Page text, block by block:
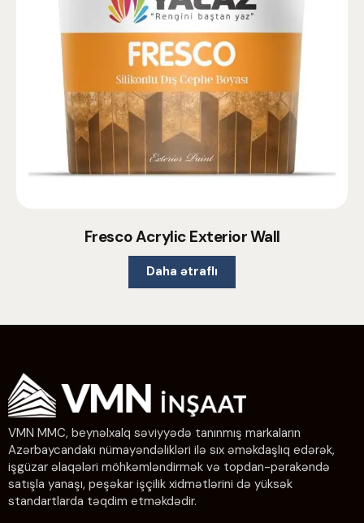
Fresco Acrylic Exterior Wall
Daha ətraflı
VMN MMC, beynəlxalq səviyyədə tanınmış markaların
Azərbaycandakı nümayəndəlikləri ilə sıx əməkdaşlıq edərək,
işgüzar əlaqələri möhkəmləndirmək və topdan-pərakəndə
satışla yanaşı, peşəkar işçilik xidmətlərini də yüksək
standartlarda təqdim etməkdədir.